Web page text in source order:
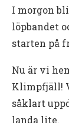
I morgon
löpbandet
starten på
Nu är vi
Klimpfjäll!
såklart
landa lite.